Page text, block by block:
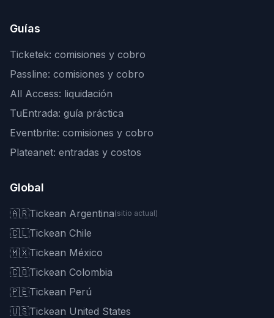
Guías
Ticketek: comisiones y cobro
Passline: comisiones y cobro
All Access: liquidación
TuEntrada: guía práctica
Eventbrite: comisiones y cobro
Plateanet: entradas y costos
Global
🇦🇷Tickean Argentina(sitio actual)
🇨🇱Tickean Chile
🇲🇽Tickean México
🇨🇴Tickean Colombia
🇵🇪Tickean Perú
🇺🇸Tickean United States